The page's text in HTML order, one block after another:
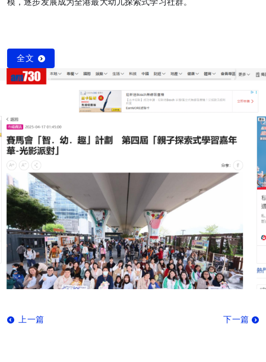
模，逐步发展成为全港最大幼儿探索式学习社群。
全文
上一篇 下一篇